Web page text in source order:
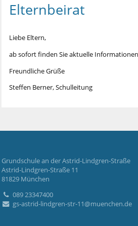
Elternbeirat
Liebe Eltern,
ab sofort finden Sie aktuelle
Freundliche Grüße
Steffen Berner, Schulleitung
Grundschule an der Astrid-Lindgren-Straße
Astrid-Lindgren-Straße 11
81829 München
089 23347400
gs-astrid-lindgren-str-11@muenchen.de